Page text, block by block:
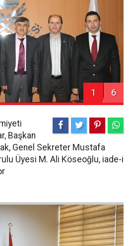
1 6
Başkan
Genel Sekreter Mustafa
Üyesi M. Ali Köseoğlu, iade-i